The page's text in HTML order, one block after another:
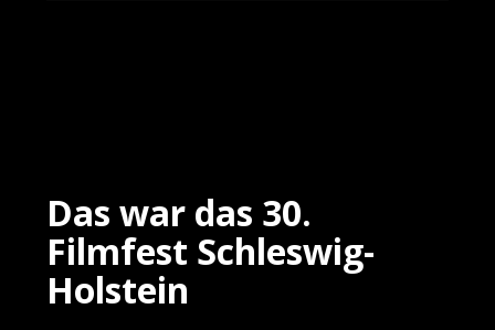
Das war das 30.
Filmfest Schleswig-
Holstein